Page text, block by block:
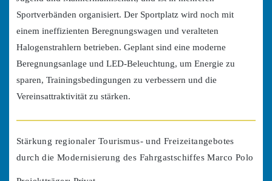
Sportverbänden organisiert. Der Sportplatz wird noch mit
einem ineffizienten Beregnungswagen und veralteten
Halogenstrahlern betrieben. Geplant sind eine moderne
Beregnungsanlage und LED-Beleuchtung, um Energie zu
sparen, Trainingsbedingungen zu verbessern und die
Vereinsattraktivität zu stärken.
Stärkung regionaler Tourismus- und Freizeitangebotes
durch die Modernisierung des Fahrgastschiffes Marco Polo